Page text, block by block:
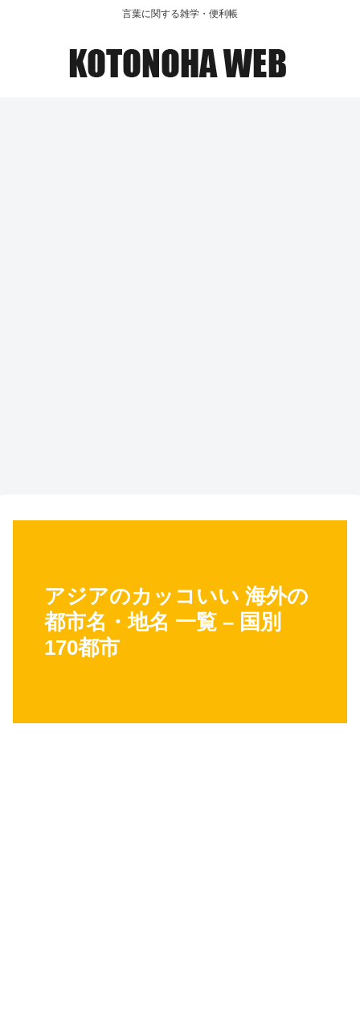
言葉に関する雑学・便利帳
アジアのカッコいい 海外の
都市名・地名 一覧 – 国別
170都市